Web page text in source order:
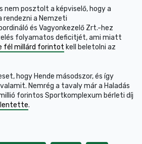
nem posztolt a képviselő, hogy a
rendezni a Nemzeti
és Vagyonkezelő Zrt.-hez
folyamatos deficitjét, ami miatt
fél millárd forintot kell beletolni az
hogy Hende másodszor, és így
Nemrég a tavaly már a Haladás
forintos Sportkomplexum bérleti díj
.